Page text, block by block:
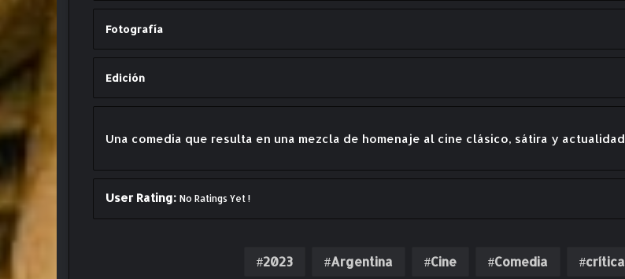
Fotografía
Edición
Una comedia que resulta en una mezcla de homenaje al cine clásico, sátira y actualidad
User Rating: No Ratings Yet !
2023 Argentina Cine Comedia crítica